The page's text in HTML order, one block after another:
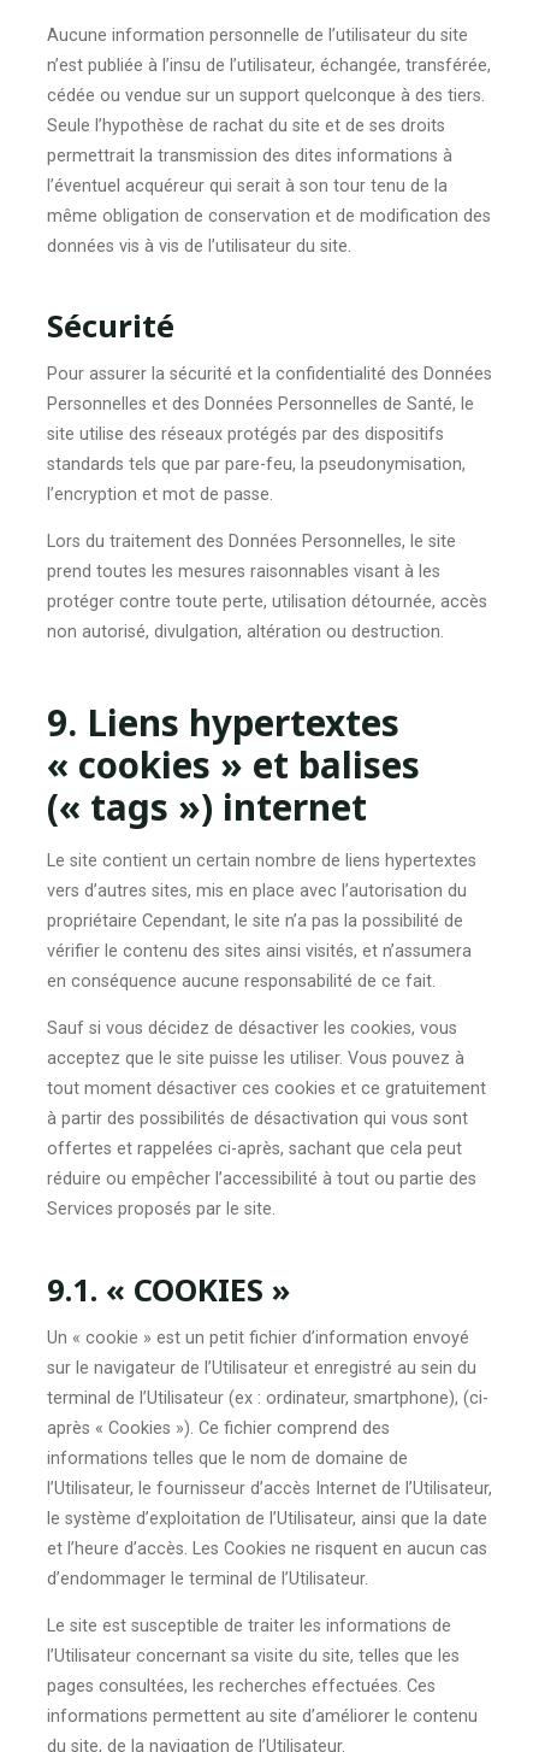
Aucune information personnelle de l’utilisateur du site
n’est publiée à l’insu de l’utilisateur, échangée, transférée,
cédée ou vendue sur un support quelconque à des tiers.
Seule l’hypothèse de rachat du site et de ses droits
permettrait la transmission des dites informations à
l’éventuel acquéreur qui serait à son tour tenu de la
même obligation de conservation et de modification des
données vis à vis de l’utilisateur du site.
Sécurité
Pour assurer la sécurité et la confidentialité des Données
Personnelles et des Données Personnelles de Santé, le
site utilise des réseaux protégés par des dispositifs
standards tels que par pare-feu, la pseudonymisation,
l’encryption et mot de passe.
Lors du traitement des Données Personnelles, le site
prend toutes les mesures raisonnables visant à les
protéger contre toute perte, utilisation détournée, accès
non autorisé, divulgation, altération ou destruction.
9. Liens hypertextes
« cookies » et balises
(« tags ») internet
Le site contient un certain nombre de liens hypertextes
vers d’autres sites, mis en place avec l’autorisation du
propriétaire Cependant, le site n’a pas la possibilité de
vérifier le contenu des sites ainsi visités, et n’assumera
en conséquence aucune responsabilité de ce fait.
Sauf si vous décidez de désactiver les cookies, vous
acceptez que le site puisse les utiliser. Vous pouvez à
tout moment désactiver ces cookies et ce gratuitement
à partir des possibilités de désactivation qui vous sont
offertes et rappelées ci-après, sachant que cela peut
réduire ou empêcher l’accessibilité à tout ou partie des
Services proposés par le site.
9.1. « COOKIES »
Un « cookie » est un petit fichier d’information envoyé
sur le navigateur de l’Utilisateur et enregistré au sein du
terminal de l’Utilisateur (ex : ordinateur, smartphone), (ci-
après « Cookies »). Ce fichier comprend des
informations telles que le nom de domaine de
l’Utilisateur, le fournisseur d’accès Internet de l’Utilisateur,
le système d’exploitation de l’Utilisateur, ainsi que la date
et l’heure d’accès. Les Cookies ne risquent en aucun cas
d’endommager le terminal de l’Utilisateur.
Le site est susceptible de traiter les informations de
l’Utilisateur concernant sa visite du site, telles que les
pages consultées, les recherches effectuées. Ces
informations permettent au site d’améliorer le contenu
du site, de la navigation de l’Utilisateur.